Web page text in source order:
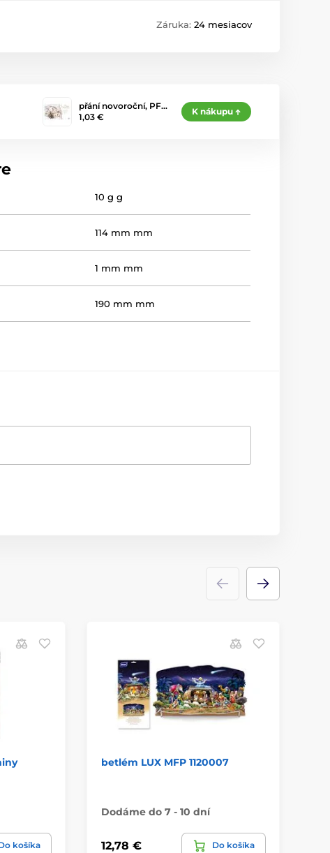
Záruka: 24 mesiacov
přání novoroční, PF…
1,03 €
K nákupu
10 g g
114 mm mm
1 mm mm
190 mm mm
košíka
betlém LUX MFP 1120007
Dodáme do 7 - 10 dní
12,78 € Do košíka